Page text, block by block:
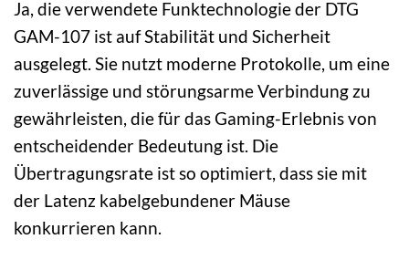
Ja, die verwendete Funktechnologie der DTG
GAM-107 ist auf Stabilität und Sicherheit
ausgelegt. Sie nutzt moderne Protokolle, um eine
zuverlässige und störungsarme Verbindung zu
gewährleisten, die für das Gaming-Erlebnis von
entscheidender Bedeutung ist. Die
Übertragungsrate ist so optimiert, dass sie mit
der Latenz kabelgebundener Mäuse
konkurrieren kann.